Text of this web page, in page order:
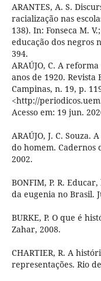
ARANTES, A. S.
racialização nas
138). In: Fonseca M.
educação dos negros
394.
ARAÚJO, C. A
anos de 1920.
Campinas, n. 19, p.
<http://
Acesso em: 19 jun.
ARAÚJO, J. C.
do homem. Cadernos
2002.
BONFIM, P. R.
da eugenia no Brasil.
BURKE, P. O que é
Zahar, 2008.
CHARTIER, R. A
representações. Rio